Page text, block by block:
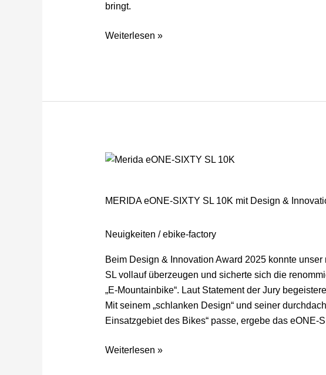
bringt.
Weiterlesen »
MERIDA eONE-SIXTY SL 10K mit Design &
Neuigkeiten /ebike-factory
Beim Design & Innovation Award 2025 konnte
SL vollauf überzeugen und sicherte sich die
„E-Mountainbike“. Laut Statement der Jury
Mit seinem „schlanken Design“ und seiner
Einsatzgebiet des Bikes“ passe, ergebe das eONE-
MERIDA
SL
mit
&
Innovation
Award
2025
ausgezeichnet
Weiterlesen »